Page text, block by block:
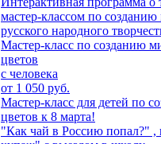
мастер-классом по
русского народного
Мастер-класс по созданию
цветов
с человека
от 1 050 руб.
Мастер-класс для детей по
цветов к 8 марта!
"Как чай в Россию попал?" ,